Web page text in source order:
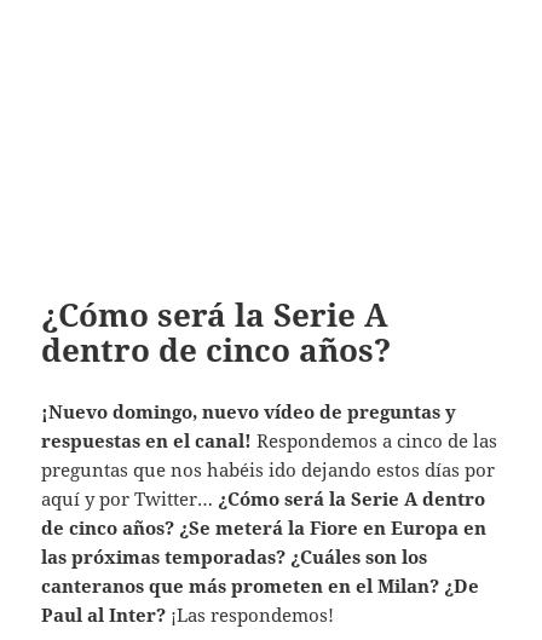
¿Cómo será la Serie A
dentro de cinco años?
¡Nuevo domingo, nuevo vídeo de preguntas y
respuestas en el canal! Respondemos a cinco de las
preguntas que nos habéis ido dejando estos días por
aquí y por Twitter… ¿Cómo será la Serie A dentro
de cinco años? ¿Se meterá la Fiore en Europa en
las próximas temporadas? ¿Cuáles son los
canteranos que más prometen en el Milan? ¿De
Paul al Inter? ¡Las respondemos!